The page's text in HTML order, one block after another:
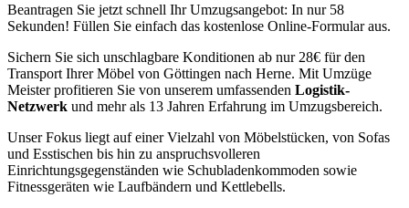
Beantragen Sie jetzt schnell Ihr Umzugsangebot: In nur 58
Sekunden! Füllen Sie einfach das kostenlose Online-Formular aus.
Sichern Sie sich unschlagbare Konditionen ab nur 28€ für den
Transport Ihrer Möbel von Göttingen nach Herne. Mit Umzüge
Meister profitieren Sie von unserem umfassenden Logistik-
Netzwerk und mehr als 13 Jahren Erfahrung im Umzugsbereich.
Unser Fokus liegt auf einer Vielzahl von Möbelstücken, von Sofas
und Esstischen bis hin zu anspruchsvolleren
Einrichtungsgegenständen wie Schubladenkommoden sowie
Fitnessgeräten wie Laufbändern und Kettlebells.